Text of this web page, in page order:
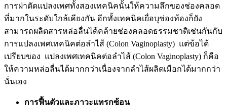
การผ่าตัดแปลงเพศทั้งสองเทคนิคนั้นให้ความลึกของช่องคลอด
ที่มากในระดับใกล้เคียงกัน อีกทั้งเทคนิคเยื่อบุช่องท้องก็ยัง
สามารถผลิตสารหล่อลื่นได้คล้ายช่องคลอดธรรมชาติเช่นกันกับ
การแปลงเพศเทคนิคต่อลำไส้ (Colon Vaginoplasty) แต่ข้อได้
เปรียบของ แปลงเพศเทคนิคต่อลำไส้ (Colon Vaginoplasty) ก็คือ
ให้ความหล่อลื่นได้มากกว่าเนื่องจากลำไส้ผลิตเมือกได้มากกว่า
นั่นเอง
การฟื้นตัวและภาวะแทรกซ้อน